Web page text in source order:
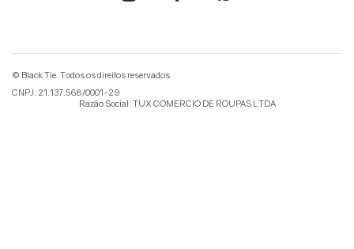
© Black Tie. Todos os direitos reservados
CNPJ: 21.137.568/0001-29
Razão Social: TUX COMERCIO DE ROUPAS LTDA